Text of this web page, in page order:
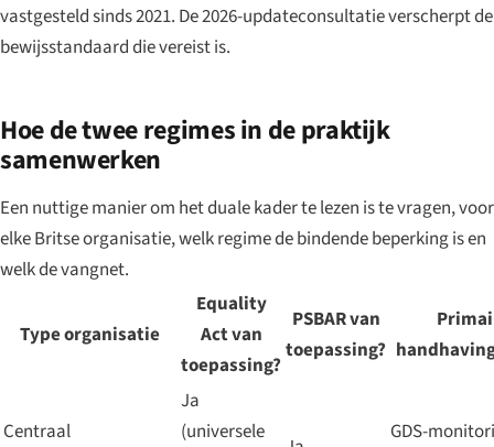
vastgesteld sinds 2021. De 2026-updateconsultatie verscherpt de
bewijsstandaard die vereist is.
Hoe de twee regimes in de praktijk
samenwerken
Een nuttige manier om het duale kader te lezen is te vragen, voor
elke Britse organisatie, welk regime de bindende beperking is en
welk de vangnet.
Type organisatie
Equality
Act van
toepassing?
PSBAR van
toepassing?
Centraal
Ja
(universele
GDS-